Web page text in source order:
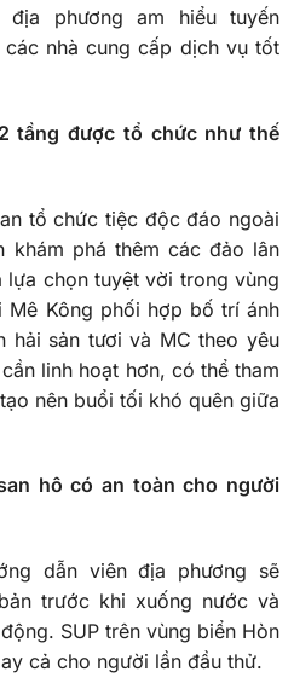
phương am hiểu tuyến
nhà cung cấp dịch vụ tốt
tầng được tổ chức như thế
tổ chức tiệc độc đáo ngoài
khám phá thêm các đảo lân
lựa chọn tuyệt vời trong vùng
Mê Kông phối hợp bố trí ánh
hải sản tươi và MC theo yêu
linh hoạt hơn, có thể tham
nên buổi tối khó quên giữa
hô có an toàn cho người
dẫn viên địa phương sẽ
trước khi xuống nước và
SUP trên vùng biển Hòn
cả cho người lần đầu thử.